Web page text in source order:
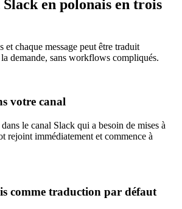
en polonais en trois
chaque message peut être traduit
demande, sans workflows compliqués.
votre canal
le canal Slack qui a besoin de mises à
rejoint immédiatement et commence à
comme traduction par défaut